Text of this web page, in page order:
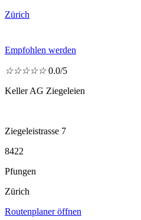
Zürich
Empfohlen werden
☆☆☆☆☆ 0.0/5
Keller AG Ziegeleien
Ziegeleistrasse 7
8422
Pfungen
Zürich
Routenplaner öffnen